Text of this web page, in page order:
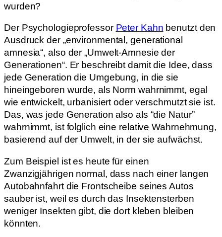
wurden?
Der Psychologieprofessor Peter Kahn benutzt den
Ausdruck der „environmental, generational
amnesia“, also der „Umwelt-Amnesie der
Generationen“. Er beschreibt damit die Idee, dass
jede Generation die Umgebung, in die sie
hineingeboren wurde, als Norm wahrnimmt, egal
wie entwickelt, urbanisiert oder verschmutzt sie ist.
Das, was jede Generation also als “die Natur”
wahrnimmt, ist folglich eine relative Wahrnehmung,
basierend auf der Umwelt, in der sie aufwächst.
Zum Beispiel ist es heute für einen
Zwanzigjährigen normal, dass nach einer langen
Autobahnfahrt die Frontscheibe seines Autos
sauber ist, weil es durch das Insektensterben
weniger Insekten gibt, die dort kleben bleiben
könnten.